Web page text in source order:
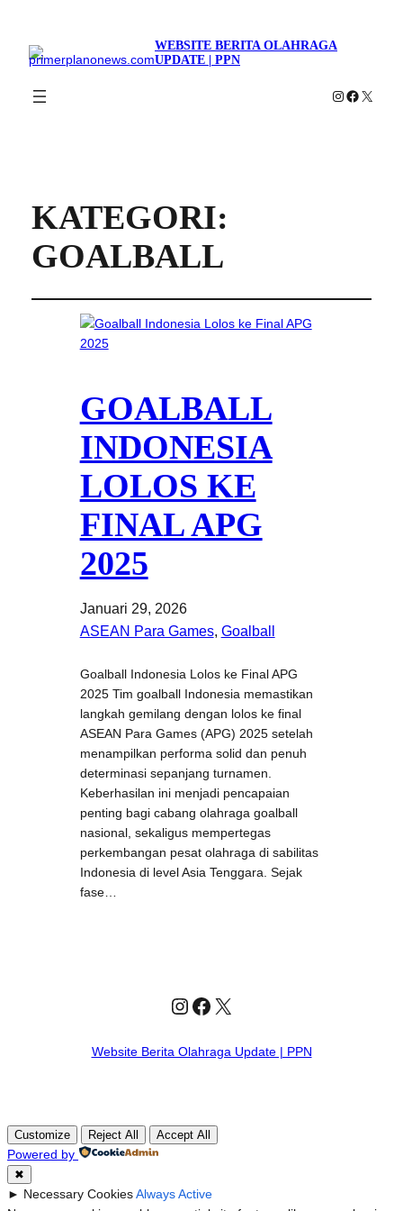
WEBSITE BERITA OLAHRAGA
UPDATE | PPN
Instagram
X
KATEGORI:
GOALBALL
GOALBALL
INDONESIA
LOLOS KE
FINAL APG
2025
Januari 29, 2026
ASEAN Para Games, Goalball
Goalball Indonesia Lolos ke Final APG
2025 Tim goalball Indonesia memastikan
langkah gemilang dengan lolos ke final
ASEAN Para Games (APG) 2025 setelah
menampilkan performa solid dan penuh
determinasi sepanjang turnamen.
Keberhasilan ini menjadi pencapaian
penting bagi cabang olahraga goalball
nasional, sekaligus mempertegas
perkembangan pesat olahraga di sabilitas
Indonesia di level Asia Tenggara. Sejak
fase…
Instagram
Facebook
X
Website Berita Olahraga Update | PPN
Customize Reject All Accept All
Powered by
✖
► Necessary CookiesAlways Active